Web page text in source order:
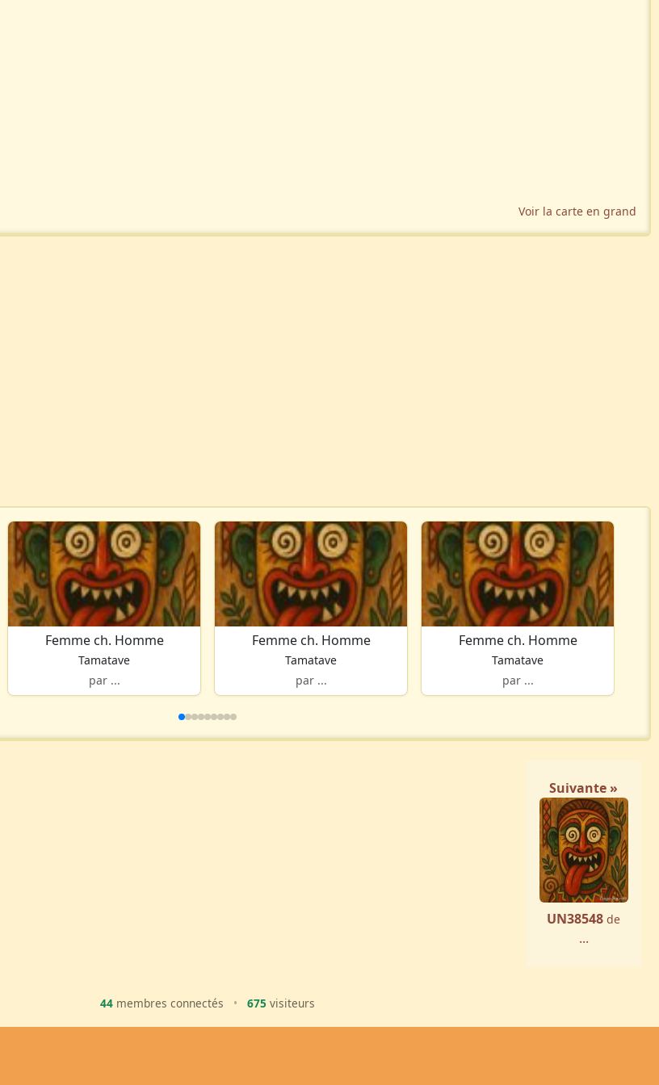
Voir la carte en grand
Femme ch. Homme
Tamatave
par ...
Femme ch. Homme
Tamatave
par ...
Femme ch. Homme
Tamatave
par ...
Suivante »
UN38548 de
...
44 membres connectés • 675 visiteurs